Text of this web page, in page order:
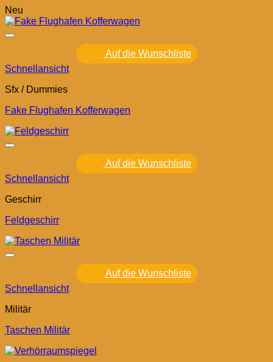
Neu
Auf die Wunschliste
Schnellansicht
Sfx / Dummies
Fake Flughafen Kofferwagen
Auf die Wunschliste
Schnellansicht
Geschirr
Feldgeschirr
Auf die Wunschliste
Schnellansicht
Militär
Taschen Militär